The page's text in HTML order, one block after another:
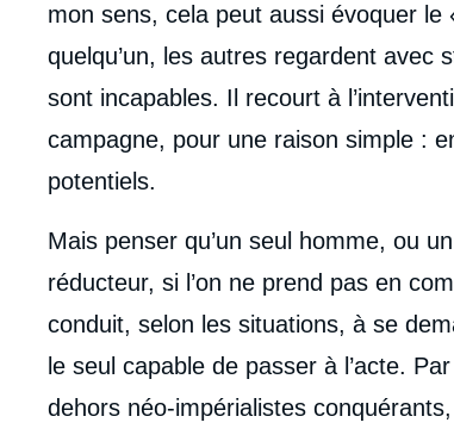
mon sens, cela peut aussi évoquer
quelqu’un, les autres regardent avec
sont incapables. Il recourt à
campagne, pour une raison simple :
potentiels.
Mais penser qu’un seul homme, ou
réducteur, si l’on ne prend pas en
conduit, selon les situations, à se
le seul capable de passer à l’acte.
dehors néo-impérialistes